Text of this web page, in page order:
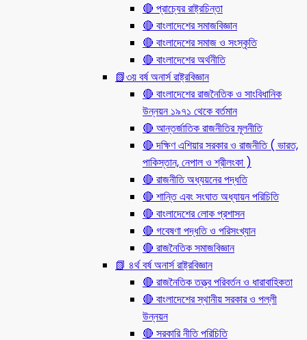
🔴 প্রাচ্যের রাষ্ট্রচিন্তা
🔴 বাংলাদেশের সমাজবিজ্ঞান
🔴 বাংলাদেশের সমাজ ও সংস্কৃতি
🔴 বাংলাদেশের অর্থনীতি
📗৩য় বর্ষ অনার্স রাষ্ট্রবিজ্ঞান
🔴 বাংলাদেশের রাজনৈতিক ও সাংবিধানিক
উন্নয়ন ১৯৭১ থেকে বর্তমান
🔴 আন্তর্জাতিক রাজনীতির মূলনীতি
🔴 দক্ষিণ এশিয়ার সরকার ও রাজনীতি ( ভারত,
পাকিস্তান, নেপাল ও শ্রীলংকা )
🔴 রাজনীতি অধ্যয়নের পদ্ধতি
🔴 শান্তি এবং সংঘাত অধ্যায়ন পরিচিতি
🔴 বাংলাদেশের লোক প্রশাসন
🔴 গবেষণা পদ্ধতি ও পরিসংখ্যান
🔴 রাজনৈতিক সমাজবিজ্ঞান
📗 ৪র্থ বর্ষ অনার্স রাষ্ট্রবিজ্ঞান
🔴 রাজনৈতিক তত্ত্ব পরিবর্তন ও ধারাবাহিকতা
🔴 বাংলাদেশের স্থানীয় সরকার ও পল্লী
উন্নয়ন
🔴 সরকারি নীতি পরিচিতি